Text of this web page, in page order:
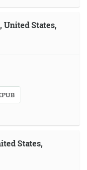
United States,
States,